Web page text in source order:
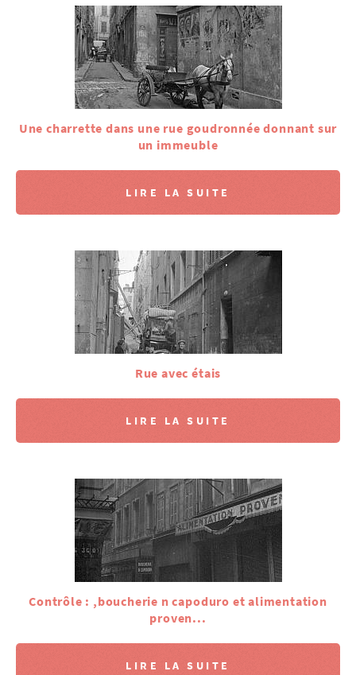
Une charrette dans une rue goudronnée donnant sur
un immeuble
LIRE LA SUITE
Rue avec étais
LIRE LA SUITE
Contrôle : ,boucherie n capoduro et alimentation
proven...
LIRE LA SUITE